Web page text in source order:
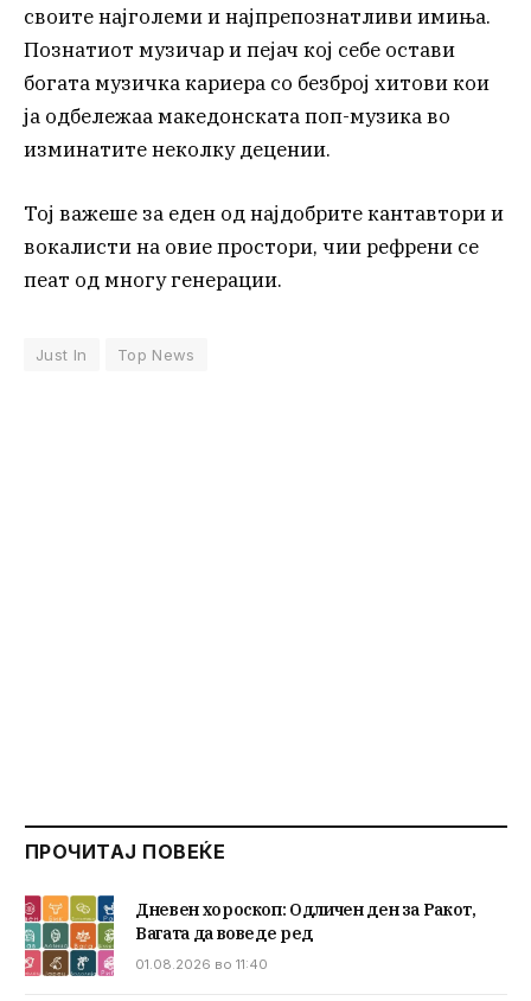
своите најголеми и најпрепознатливи имиња.
Познатиот музичар и пејач кој себе остави
богата музичка кариера со безброј хитови кои
ја одбележаа македонската поп-музика во
изминатите неколку децении.
Тој важеше за еден од најдобрите кантавтори и
вокалисти на овие простори, чии рефрени се
пеат од многу генерации.
Just In Top News
ПРОЧИТАЈ ПОВЕЌЕ
Дневен хороскоп: Одличен ден за Ракот,
Вагата да воведе ред
01.08.2026 во 11:40